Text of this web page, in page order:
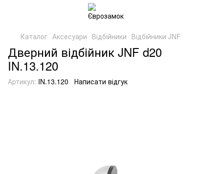
Каталог Аксесуари Відбійники Відбійники JNF
Дверний відбійник JNF d20
IN.13.120
Артикул: IN.13.120 Написати відгук